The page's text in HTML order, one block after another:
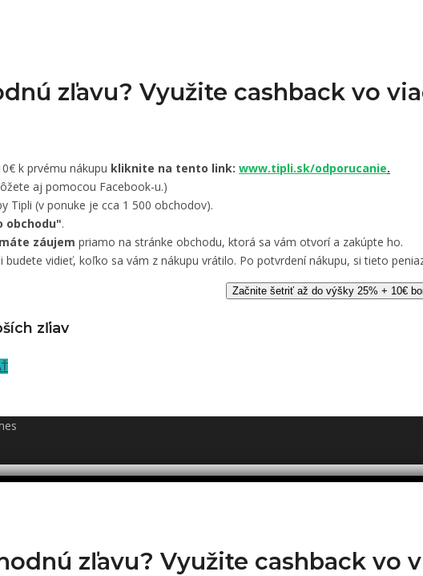
zľavu? Využite cashback vo
k prvému nákupu kliknite na tento link: www.tipli.sk/odporucanie.
aj pomocou Facebook-u.)
Tipli (v ponuke je cca 1 500 obchodov).
obchodu".
záujem priamo na stránke obchodu, ktorá sa vám otvorí a zakúpte ho.
budete vidieť, koľko sa vám z nákupu vrátilo. Po potvrdení nákupu, si tieto
Začnite šetriť až do výšky 25% + 10€
zľiav
zľavu? Využite cashback vo